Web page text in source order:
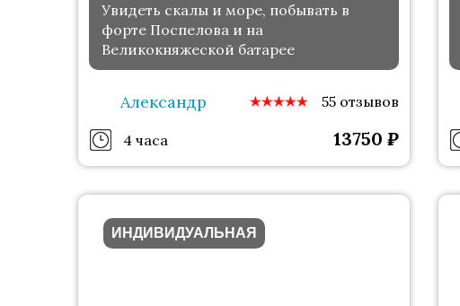
Увидеть скалы и море, побывать в
форте Поспелова и на
Великокняжеской батарее
Александр 55 отзывов
4 часа 13750 ₽
ИНДИВИДУАЛЬНАЯ